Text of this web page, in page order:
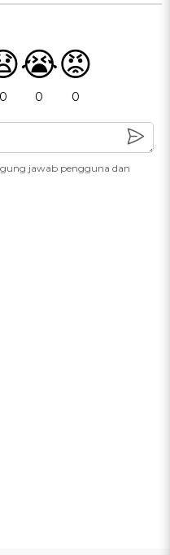
0
😭
0
😡
0
jawab pengguna dan